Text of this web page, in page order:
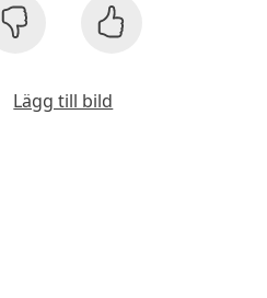
Lägg till bild